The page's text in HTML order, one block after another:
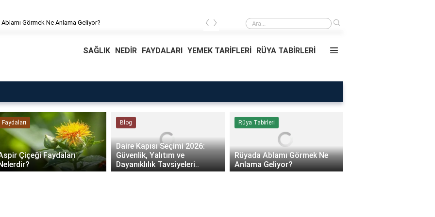
Görmek Ne Anlama Geliyor? Rüyada Ablamı Görmek Ne Anlama Geliyor?
‹ ›
SAĞLIK NEDİR FAYDALARI YEMEK TARİFLERİ RÜYA TABİRLERİ
Faydaları
Çiçeği Faydaları
Blog
Daire Kapısı Seçimi 2026:
Güvenlik, Yalıtım ve
Dayanıklılık Tavsiyeleri..
Rüya Tabirleri
Rüyada Ablamı Görmek Ne
Anlama Geliyor?